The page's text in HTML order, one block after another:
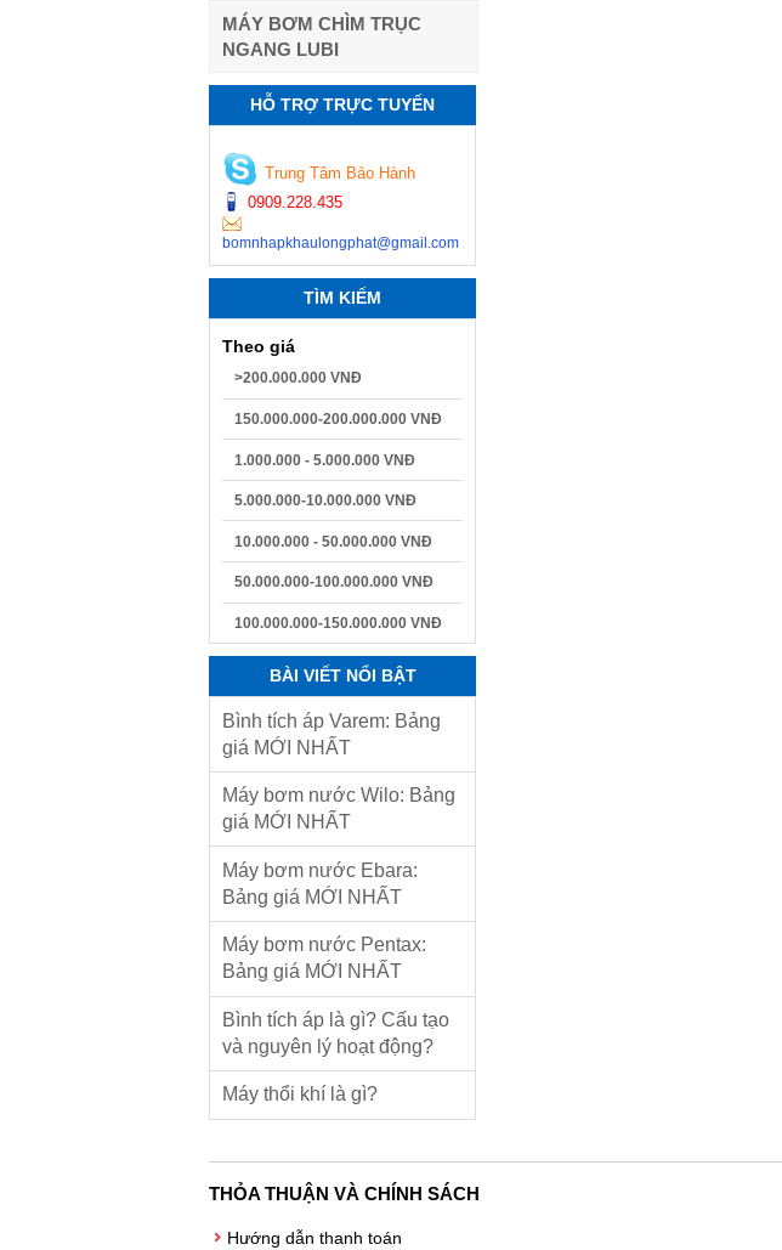
MÁY BƠM CHÌM TRỤC
NGANG LUBI
HỖ TRỢ TRỰC TUYẾN
Trung Tâm Bảo Hành
0909.228.435
bomnhapkhaulongphat@gmail.com
TÌM KIẾM
Theo giá
>200.000.000 VNĐ
150.000.000-200.000.000 VNĐ
1.000.000 - 5.000.000 VNĐ
5.000.000-10.000.000 VNĐ
10.000.000 - 50.000.000 VNĐ
50.000.000-100.000.000 VNĐ
100.000.000-150.000.000 VNĐ
BÀI VIẾT NỔI BẬT
Bình tích áp Varem: Bảng
giá MỚI NHẤT
Máy bơm nước Wilo: Bảng
giá MỚI NHẤT
Máy bơm nước Ebara:
Bảng giá MỚI NHẤT
Máy bơm nước Pentax:
Bảng giá MỚI NHẤT
Bình tích áp là gì? Cấu tạo
và nguyên lý hoạt động?
Máy thổi khí là gì?
THỎA THUẬN VÀ CHÍNH SÁCH
Hướng dẫn thanh toán